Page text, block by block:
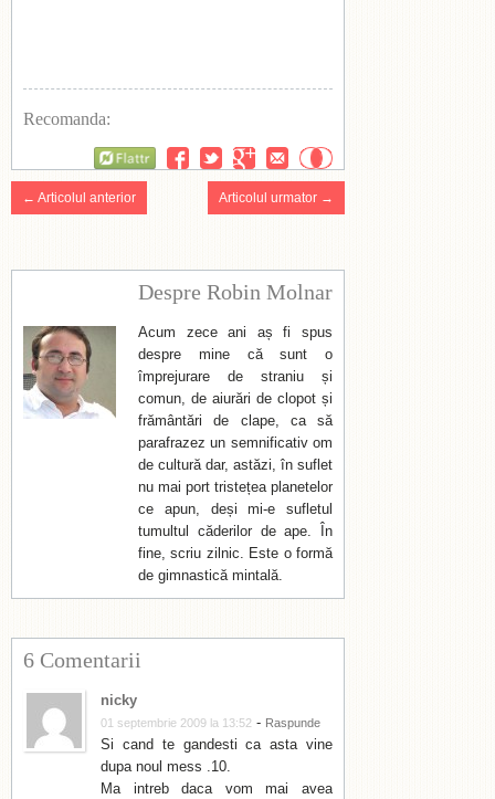
Recomanda:
← Articolul anterior Articolul urmator →
Despre Robin Molnar
Acum zece ani aș fi spus
despre mine că sunt o
împrejurare de straniu și
comun, de aiurări de clopot și
frământări de clape, ca să
parafrazez un semnificativ om
de cultură dar, astăzi, în suflet
nu mai port tristețea planetelor
ce apun, deși mi-e sufletul
tumultul căderilor de ape. În
fine, scriu zilnic. Este o formă
de gimnastică mintală.
6 Comentarii
nicky
01 septembrie 2009 la 13:52 - Raspunde
Si cand te gandesti ca asta vine
dupa noul mess .10.
Ma intreb daca vom mai avea